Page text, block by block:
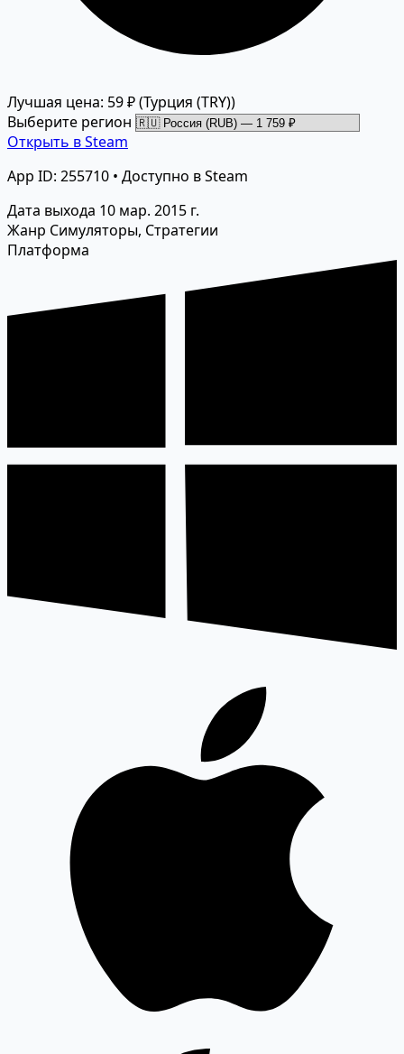
Лучшая цена: 59 ₽(Турция (TRY))
Выберите регион
Открыть в Steam
App ID: 255710 • Доступно в Steam
Дата выхода 10 мар. 2015 г.
Жанр Симуляторы, Стратегии
Платформа